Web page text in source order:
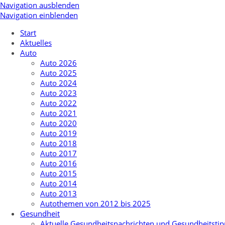
Navigation ausblenden
Navigation einblenden
Start
Aktuelles
Auto
Auto 2026
Auto 2025
Auto 2024
Auto 2023
Auto 2022
Auto 2021
Auto 2020
Auto 2019
Auto 2018
Auto 2017
Auto 2016
Auto 2015
Auto 2014
Auto 2013
Autothemen von 2012 bis 2025
Gesundheit